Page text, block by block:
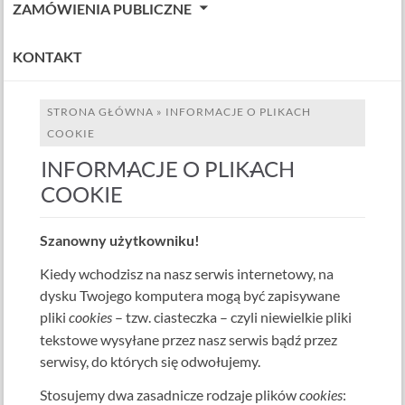
ZAMÓWIENIA PUBLICZNE
KONTAKT
STRONA GŁÓWNA » INFORMACJE O PLIKACH
COOKIE
INFORMACJE O PLIKACH
COOKIE
Szanowny użytkowniku!
Kiedy wchodzisz na nasz serwis internetowy, na
dysku Twojego komputera mogą być zapisywane
plikicookies – tzw. ciasteczka – czyli niewielkie pliki
tekstowe wysyłane przez nasz serwis bądź przez
serwisy, do których się odwołujemy.
Stosujemy dwa zasadnicze rodzaje plikówcookies: